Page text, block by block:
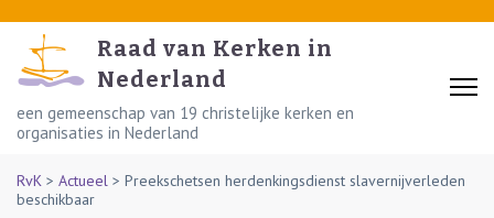
content
(Press
Enter)
Raad van Kerken in
Nederland
een gemeenschap van 19 christelijke kerken en
organisaties in Nederland
RvK > Actueel > Preekschetsen herdenkingsdienst slavernijverleden
beschikbaar